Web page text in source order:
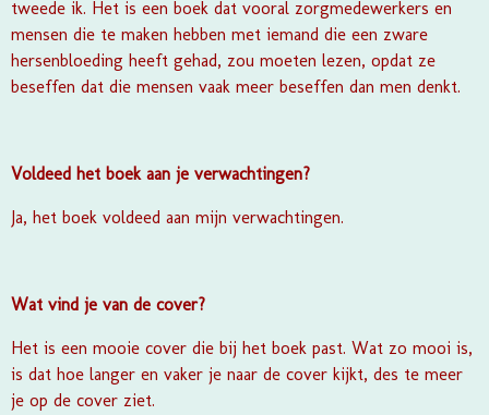
tweede ik. Het is een boek dat vooral zorgmedewerkers en
mensen die te maken hebben met iemand die een zware
hersenbloeding heeft gehad, zou moeten lezen, opdat ze
beseffen dat die mensen vaak meer beseffen dan men denkt.
Voldeed het boek aan je verwachtingen?
Ja, het boek voldeed aan mijn verwachtingen.
Wat vind je van de cover?
Het is een mooie cover die bij het boek past. Wat zo mooi is,
is dat hoe langer en vaker je naar de cover kijkt, des te meer
je op de cover ziet.